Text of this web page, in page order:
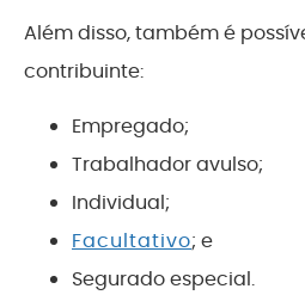
Além disso, também é
contribuinte:
Empregado;
Trabalhador avulso;
Individual;
Facultativo; e
Segurado especial.